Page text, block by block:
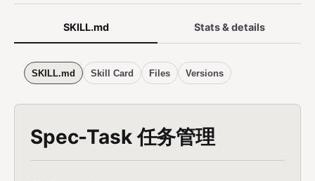
SKILL.md Stats & details
SKILL.md Skill Card Files Versions
Spec-Task 任务管理